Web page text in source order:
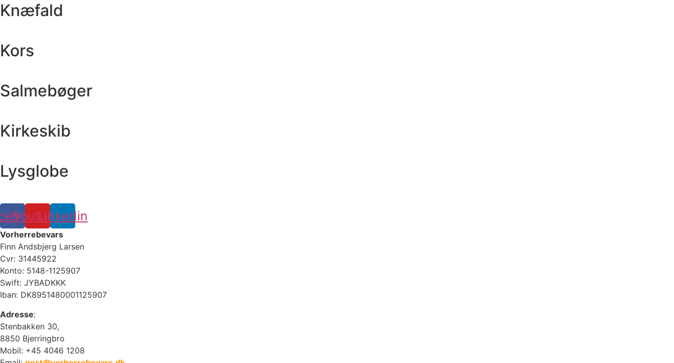
Knæfald
Kors
Salmebøger
Kirkeskib
Lysglobe
YoutubeLinkedin
Vorherrebevars
Finn Andsbjerg Larsen
Cvr: 31445922
Konto: 5148-1125907
Swift: JYBADKKK
Iban: DK8951480001125907
Adresse:
Stenbakken 30,
8850 Bjerringbro
Mobil: +45 4046 1208